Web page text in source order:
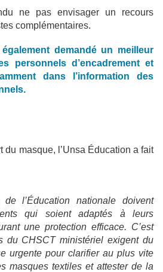
ne pas envisager un recours
complémentaires.
également demandé un meilleur
personnels d’encadrement et
dans l’information des
du masque, l’Unsa Éducation a fait
l’Éducation nationale doivent
qui soient adaptés à leurs
une protection efficace. C’est
du CHSCT ministériel exigent du
urgente pour clarifier au plus vite
masques textiles et attester de la